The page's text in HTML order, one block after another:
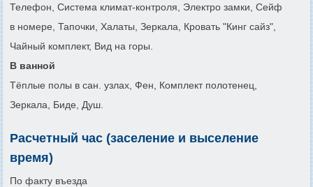
Телефон, Система климат-контроля, Электро замки, Сейф
в номере, Тапочки, Халаты, Зеркала, Кровать "Кинг сайз",
Чайный комплект, Вид на горы.
В ванной
Тёплые полы в сан. узлах, Фен, Комплект полотенец,
Зеркала, Биде, Душ.
Расчетный час (заселение и выселение
время)
По факту въезда